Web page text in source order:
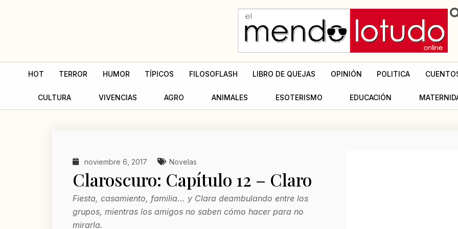
HOT TERROR HUMOR TÍPICOS FILOSOFLASH LIBRO DE QUEJAS OPINIÓN POLITICA
CULTURA VIVENCIAS AGRO ANIMALES ESOTERISMO EDUCACIÓN
noviembre 6, 2017 Novelas
Claroscuro: Capítulo 12 – Claro
Fiesta, casamiento, familia... y Clara deambulando entre los
grupos, mientras los amigos no saben cómo hacer para no
mirarla.